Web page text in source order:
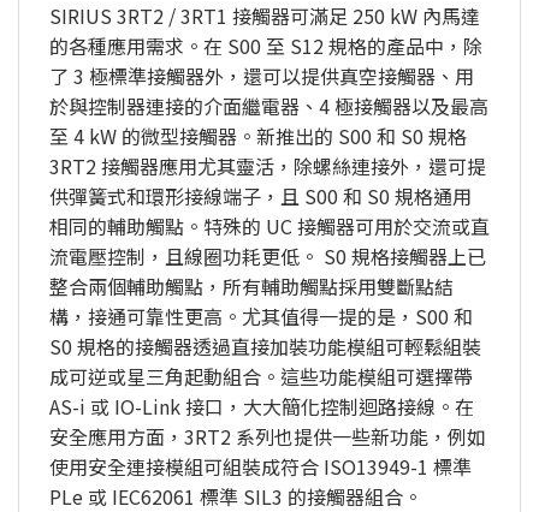
SIRIUS 3RT2 / 3RT1 接觸器可滿足 250 kW 內馬達
的各種應用需求。在 S00 至 S12 規格的產品中，除
了 3 極標準接觸器外，還可以提供真空接觸器、用
於與控制器連接的介面繼電器、4 極接觸器以及最高
至 4 kW 的微型接觸器。新推出的 S00 和 S0 規格
3RT2 接觸器應用尤其靈活，除螺絲連接外，還可提
供彈簧式和環形接線端子，且 S00 和 S0 規格通用
相同的輔助觸點。特殊的 UC 接觸器可用於交流或直
流電壓控制，且線圈功耗更低。 S0 規格接觸器上已
整合兩個輔助觸點，所有輔助觸點採用雙斷點結
構，接通可靠性更高。尤其值得一提的是，S00 和
S0 規格的接觸器透過直接加裝功能模組可輕鬆組裝
成可逆或星三角起動組合。這些功能模組可選擇帶
AS-i 或 IO-Link 接口，大大簡化控制迴路接線。在
安全應用方面，3RT2 系列也提供一些新功能，例如
使用安全連接模組可組裝成符合 ISO13949-1 標準
PLe 或 IEC62061 標準 SIL3 的接觸器組合。